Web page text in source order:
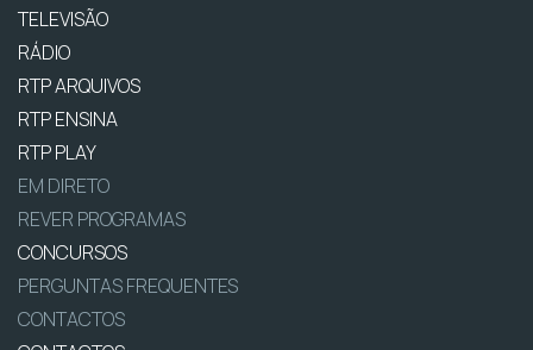
TELEVISÃO
RÁDIO
RTP ARQUIVOS
RTP ENSINA
RTP PLAY
EM DIRETO
REVER PROGRAMAS
CONCURSOS
PERGUNTAS FREQUENTES
CONTACTOS